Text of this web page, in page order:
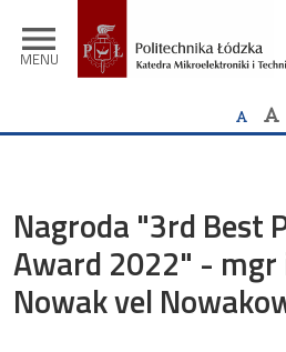
menu
MENU
Nagroda "3rd Best
Award 2022" -
Nowak vel